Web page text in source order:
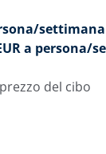
settimana
a persona/
del cibo